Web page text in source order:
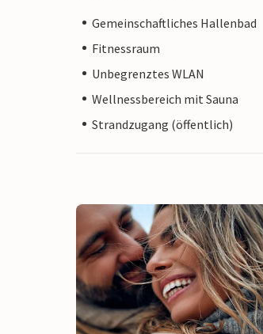
Gemeinschaftliches Hallenbad
Fitnessraum
Unbegrenztes WLAN
Wellnessbereich mit Sauna
Strandzugang (öffentlich)